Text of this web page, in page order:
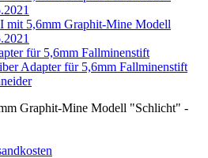
Graphit-Mine Modell "Schlicht" -